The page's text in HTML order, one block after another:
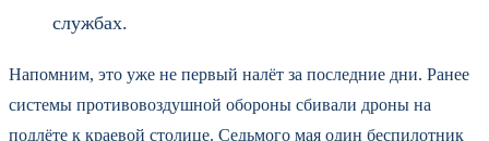
службах.
Напомним, это уже не первый налёт за последние дни. Ранее
системы противовоздушной обороны сбивали дроны на
подлёте к краевой столице. Седьмого мая один беспилотник